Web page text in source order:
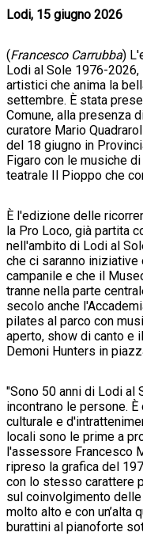
Lodi, 15 giugno 2026
(Francesco Carrubba)
Lodi al Sole 1976-
artistici che anima la
settembre. È stata
Comune, alla presenza
curatore Mario
del 18 giugno in
Figaro con le musiche
teatrale Il Pioppo che
È l'edizione delle
la Pro Loco, già partita
nell'ambito di Lodi al
che ci saranno
campanile e che il
tranne nella parte
secolo anche
pilates al parco con
aperto, show di canto e
Demoni Hunters in
"Sono 50 anni di Lodi al
incontrano le persone.
culturale e
locali sono le prime a
l'assessore Francesco
ripreso la grafica del
con lo stesso carattere
sul coinvolgimento
molto alto e con un’alta
burattini al pianoforte